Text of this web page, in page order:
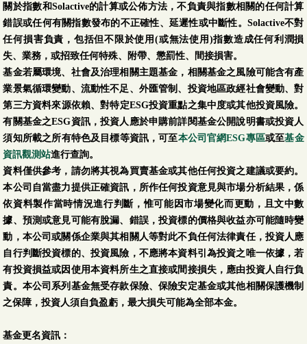
關於指數和Solactive的計算或公佈方法，不負責與指數相關的任何計算
錯誤或任何有關指數發布的不正確性、延遲性或中斷性。Solactive不對
任何損害負責，包括但不限於使用(或無法使用)指數造成任何利潤損
失、業務，或招致任何特殊、附帶、懲罰性、間接損害。
基金若屬環境、社會及治理相關主題基金，相關基金之風險可能含有產
業景氣循環變動、流動性不足、外匯管制、投資地區政經社會變動、對
第三方資料來源依賴、對特定ESG投資重點之集中度或其他投資風險。
有關基金之ESG資訊，投資人應於申購前詳閱基金公開說明書或投資人
須知所載之所有特色及目標等資訊，可至本公司官網ESG專區或至基金
資訊觀測站進行查詢。
資料僅供參考，請勿將其視為買賣基金或其他任何投資之建議或要約。
本公司自當盡力提供正確資訊，所作任何投資意見與市場分析結果，係
依資料製作當時情況進行判斷，惟可能因市場變化而更動，且文中數
據、預測或意見可能有脫漏、錯誤，投資標的價格與收益亦可能隨時變
動，本公司或關係企業與其相關人等對此不負任何法律責任，投資人應
自行判斷投資標的、投資風險，不應將本資料引為投資之唯一依據，若
有投資損益或因使用本資料所生之直接或間接損失，應由投資人自行負
責。本公司系列基金無受存款保險、保險安定基金或其他相關保護機制
之保障，投資人須自負盈虧，最大損失可能為全部本金。
基金更名資訊：